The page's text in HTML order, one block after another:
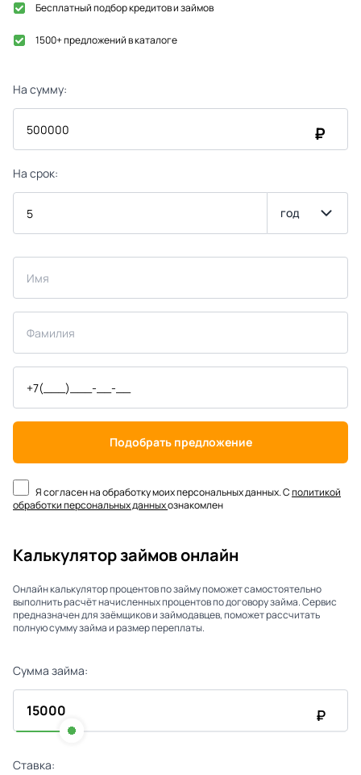
Бесплатный подбор кредитов и займов
1500+ предложений в каталоге
На сумму:
₽
На срок:
год
Подобрать предложение
Я согласен на обработку моих персональных данных. Сполитикой
обработки персональных данныхознакомлен
Калькулятор займов онлайн
Онлайн калькулятор процентов по займу поможет самостоятельно
выполнить расчёт начисленных процентов по договору займа. Сервис
предназначен для заёмщиков и займодавцев, поможет рассчитать
полную сумму займа и размер переплаты.
Сумма займа:
₽
Ставка: